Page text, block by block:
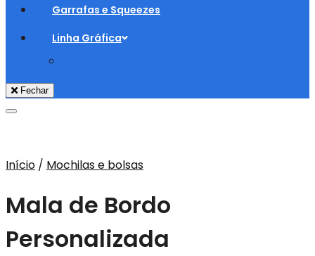
Garrafas e Squeezes
Linha Gráfica
Fechar
Início / Mochilas e bolsas
Mala de Bordo
Personalizada